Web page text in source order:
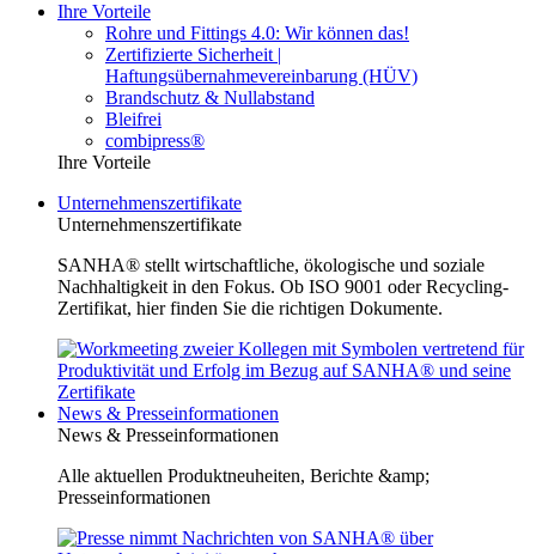
Ihre Vorteile
Rohre und Fittings 4.0: Wir können das!
Zertifizierte Sicherheit |
Haftungsübernahmevereinbarung (HÜV)
Brandschutz & Nullabstand
Bleifrei
combipress®
Ihre Vorteile
Unternehmenszertifikate
Unternehmenszertifikate
SANHA® stellt wirtschaftliche, ökologische und soziale
Nachhaltigkeit in den Fokus. Ob ISO 9001 oder Recycling-
Zertifikat, hier finden Sie die richtigen Dokumente.
News & Presseinformationen
News & Presseinformationen
Alle aktuellen Produktneuheiten, Berichte &amp;
Presseinformationen